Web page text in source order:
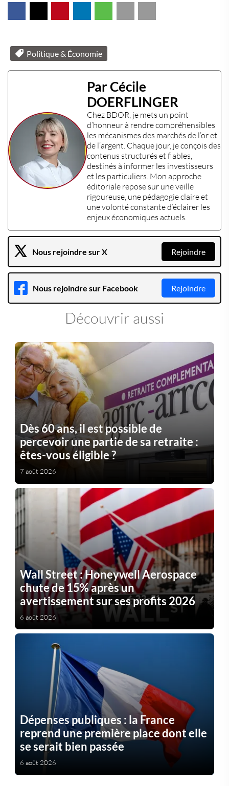
Politique & Économie
Par Cécile
DOERFLINGER
Chez BDOR , je mets un point
d’honneur à rendre compréhensibles
les mécanismes des marchés de l’or et
de l’argent . Chaque jour, je conçois des
contenus structurés et fiables,
destinés à informer les investisseurs
et les particuliers . Mon approche
éditoriale repose sur une veille
rigoureuse, une pédagogie claire et
une volonté constante d’éclairer les
enjeux économiques actuels
Nous rejoindre sur X Rejoindre
Nous rejoindre sur Facebook Rejoindre
Découvrir aussi
Dès 60 ans, il est possible de
percevoir une partie de sa retraite :
êtes-vous éligible ?
7 août 2026
Wall Street : Honeywell Aerospace
chute de 15% après un
avertissement sur ses profits 2026
6 août 2026
Dépenses publiques : la France
reprend une première place dont elle
se serait bien passée
6 août 2026